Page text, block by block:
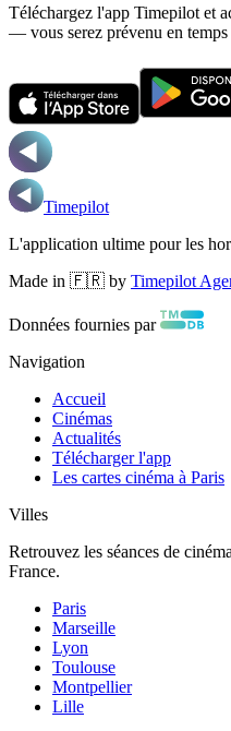
Téléchargez l'app Timepilot et
— vous serez prévenu en temps
Timepilot
L'application ultime pour les
Made in 🇫🇷 by Timepilot
Données fournies par
Navigation
Accueil
Cinémas
Actualités
Télécharger l'app
Les cartes cinéma à Paris
Villes
Retrouvez les séances de
France.
Paris
Marseille
Lyon
Toulouse
Montpellier
Lille